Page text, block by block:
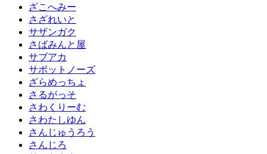
ざこへみー
さざれいと
サザンガク
さばみんと屋
サブアカ
サポットノーズ
ざらめっちょ
さるがっそ
さわくりーむ
さわたしゆん
さんじゅうろう
さんじろ